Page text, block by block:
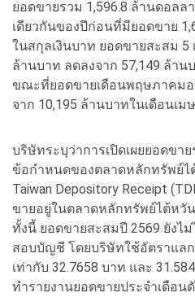
ยอดขายรวม 1,596.8 ล้านดอลล
เดียวกันของปีก่อนที่มียอดขาย
ในสกุลเงินบาท ยอดขายสะสม 5
ล้านบาท ลดลงจาก 57,149 ล้า
ขณะที่ยอดขายเดือนพฤษภาคมอ
จาก 10,195 ล้านบาทในเดือนเม
บริษัทระบุว่าการเปิดเผยยอดขา
ข้อกำหนดของตลาดหลักทรัพย์ไ
Taiwan Depository Receipt
ขายอยู่ในตลาดหลักทรัพย์ไต้หวัน
ทั้งนี้ ยอดขายสะสมปี 2569 ยังไ
สอบบัญชี โดยบริษัทใช้อัตราแล
เท่ากับ 32.7658 บาท และ
ทำรายงานยอดขายประจำเดือน